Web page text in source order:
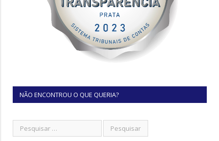
NÃO ENCONTROU O QUE QUERIA?